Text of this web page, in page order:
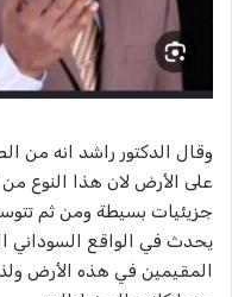
وقال الدكتور راشد انه من
على الأرض لان هذا النوع من
جزيئيات بسيطة ومن ثم
يحدث في الواقع السوداني
المقيمين في هذه الأرض